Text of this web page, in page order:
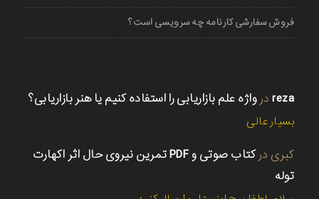
فروش سفارشی کارنامه چه سرویسی است؟
reza در واژه علم بازاریابی را استفاده کنیم یا هنر بازاریابی؟
بسیار عالی
کبری در
کتاب صوتی و PDF تمرین نیروی حال اثر اکهارت
توله